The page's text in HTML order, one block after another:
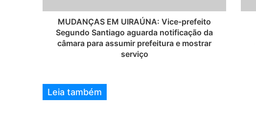
MUDANÇAS EM UIRAÚNA: Vice-prefeito
Segundo Santiago aguarda notificação da
câmara para assumir prefeitura e mostrar
serviço
Leia também